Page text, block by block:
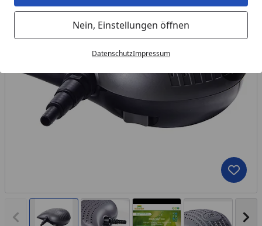
Nein, Einstellungen öffnen
DatenschutzImpressum
Vorheriges Bild anzeigen